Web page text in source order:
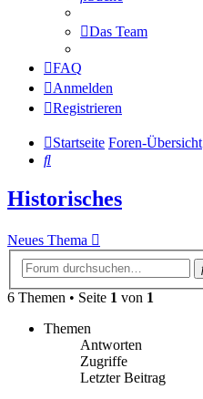
Das Team
FAQ
Anmelden
Registrieren
Startseite Foren-Übersicht
Suche
Historisches
Neues Thema
6 Themen • Seite 1 von 1
Themen
Antworten
Zugriffe
Letzter Beitrag